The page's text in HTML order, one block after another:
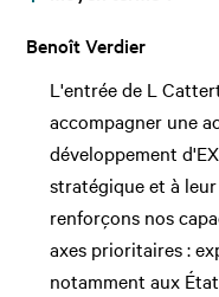
Benoît Verdier
L'entrée de L
accompagner une
développement
stratégique et à
renforçons nos
axes prioritaires :
notamment aux